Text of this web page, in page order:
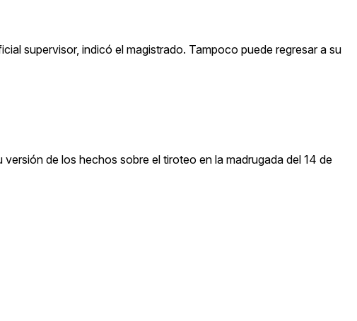
supervisor, indicó el magistrado. Tampoco puede regresar a su
de los hechos sobre el tiroteo en la madrugada del 14 de